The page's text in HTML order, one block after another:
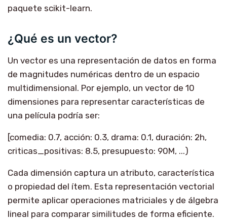
paquete scikit-learn.
¿Qué es un vector?
Un vector es una representación de datos en forma
de magnitudes numéricas dentro de un espacio
multidimensional. Por ejemplo, un vector de 10
dimensiones para representar características de
una película podría ser:
[comedia: 0.7, acción: 0.3, drama: 0.1, duración: 2h,
criticas_positivas: 8.5, presupuesto: 90M, ...)
Cada dimensión captura un atributo, característica
o propiedad del ítem. Esta representación vectorial
permite aplicar operaciones matriciales y de álgebra
lineal para comparar similitudes de forma eficiente.